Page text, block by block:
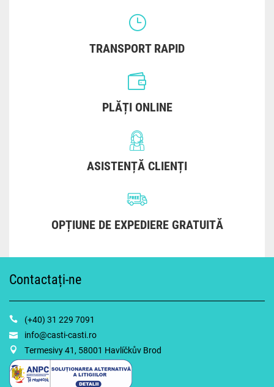
TRANSPORT RAPID
PLĂȚI ONLINE
ASISTENȚĂ CLIENȚI
OPȚIUNE DE EXPEDIERE GRATUITĂ
Contactați-ne
(+40) 31 229 7091
info@casti-casti.ro
Termesivy 41, 58001 Havlíčkův Brod